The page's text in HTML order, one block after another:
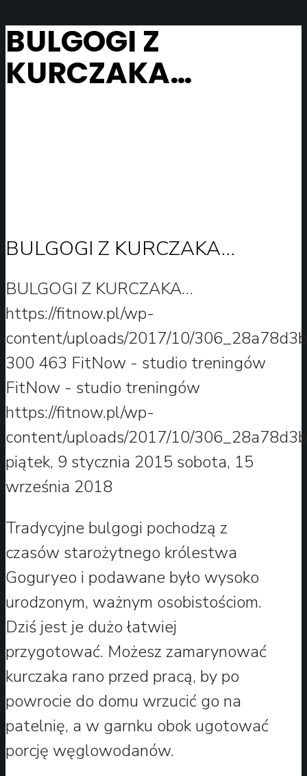
BULGOGI Z
KURCZAKA…
BULGOGI Z KURCZAKA…
BULGOGI Z KURCZAKA…
https://fitnow.pl/wp-
content/uploads/2017/10/
300 463 FitNow - studio treningów
FitNow - studio treningów
https://fitnow.pl/wp-
content/uploads/2017/10/
piątek, 9 stycznia 2015 sobota, 15
września 2018
Tradycyjne bulgogi pochodzą z
czasów starożytnego królestwa
Goguryeo i podawane było wysoko
urodzonym, ważnym osobistościom.
Dziś jest je dużo łatwiej
przygotować. Możesz zamarynować
kurczaka rano przed pracą, by po
powrocie do domu wrzucić go na
patelnię, a w garnku obok ugotować
porcję węglowodanów.